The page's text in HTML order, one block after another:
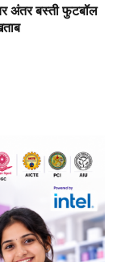
अंतर बस्ती फुटबॉल